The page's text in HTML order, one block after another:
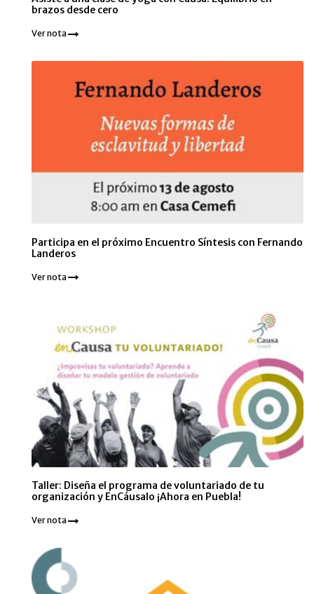
brazos desde cero
Ver nota
Participa en el próximo Encuentro Síntesis con Fernando
Landeros
Ver nota
Taller: Diseña el programa de voluntariado de tu
organización y EnCáusalo ¡Ahora en Puebla!
Ver nota